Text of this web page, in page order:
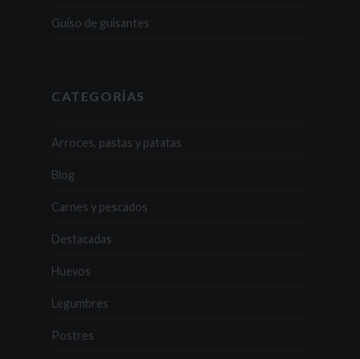
Guiso de guisantes
CATEGORÍAS
Arroces, pastas y patatas
Blog
Carnes y pescados
Destacadas
Huevos
Legumbres
Postres